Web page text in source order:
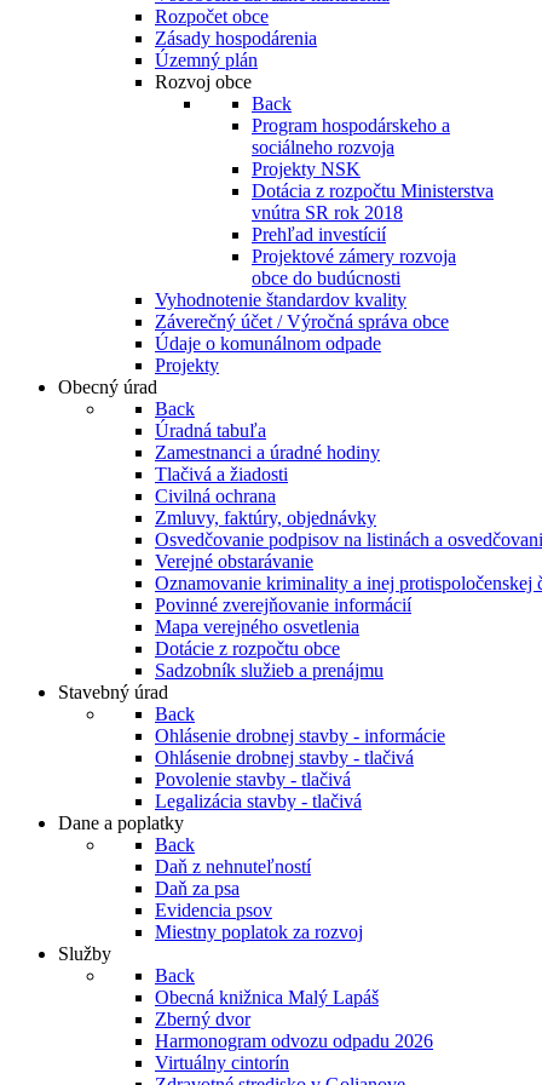
Rozpočet obce
Zásady hospodárenia
Územný plán
Rozvoj obce
Back
Program hospodárskeho a
sociálneho rozvoja
Projekty NSK
Dotácia z rozpočtu Ministerstva
vnútra SR rok 2018
Prehľad investícií
Projektové zámery rozvoja
obce do budúcnosti
Vyhodnotenie štandardov kvality
Záverečný účet / Výročná správa obce
Údaje o komunálnom odpade
Projekty
Obecný úrad
Back
Úradná tabuľa
Zamestnanci a úradné hodiny
Tlačivá a žiadosti
Civilná ochrana
Zmluvy, faktúry, objednávky
Osvedčovanie podpisov na listinách a
Verejné obstarávanie
Oznamovanie kriminality a inej protispoločenskej
Povinné zverejňovanie informácií
Mapa verejného osvetlenia
Dotácie z rozpočtu obce
Sadzobník služieb a prenájmu
Stavebný úrad
Back
Ohlásenie drobnej stavby - informácie
Ohlásenie drobnej stavby - tlačivá
Povolenie stavby - tlačivá
Legalizácia stavby - tlačivá
Dane a poplatky
Back
Daň z nehnuteľností
Daň za psa
Evidencia psov
Miestny poplatok za rozvoj
Služby
Back
Obecná knižnica Malý Lapáš
Zberný dvor
Harmonogram odvozu odpadu 2026
Virtuálny cintorín